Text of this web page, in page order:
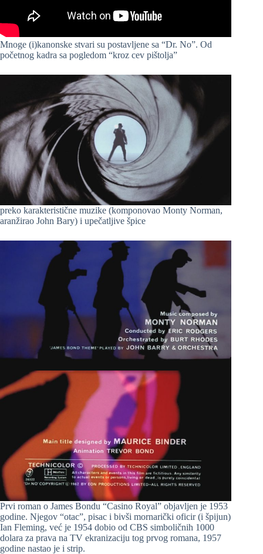
Mnoge (i)kanonske stvari su postavljene sa “Dr. No”. Od
početnog kadra sa pogledom “kroz cev pištolja”
preko karakteristične muzike (komponovao Monty Norman,
aranžirao John Bary) i upečatljive špice
Prvi roman o James Bondu “Casino Royal” objavljen je 1953
godine. Njegov “otac”, pisac i bivši mornarički oficir (i špijun)
Ian Fleming, već je 1954 dobio od CBS simboličnih 1000
dolara za prava na TV ekranizaciju tog prvog romana, 1957
godine nastao je i strip.